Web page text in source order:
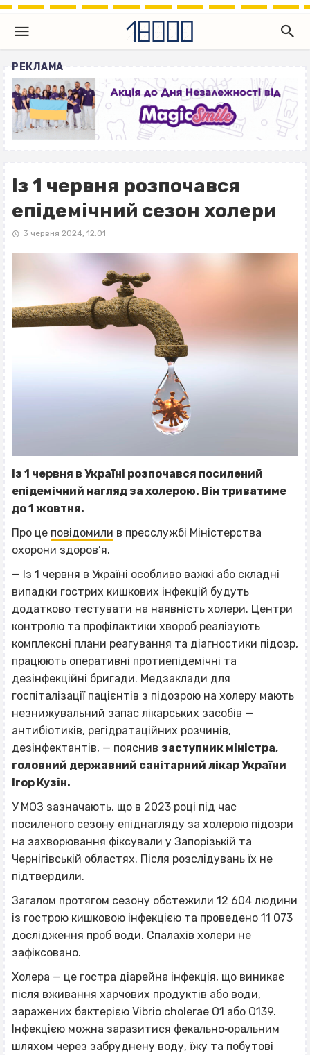
РЕКЛАМА
Із 1 червня розпочався
епідемічний сезон холери
3 червня 2024, 12:01
Із 1 червня в Україні розпочався посилений
епідемічний нагляд за холерою. Він триватиме
до 1 жовтня.
Про це повідомили в пресслужбі Міністерства
охорони здоров’я.
— Із 1 червня в Україні особливо важкі або складні
випадки гострих кишкових інфекцій будуть
додатково тестувати на наявність холери. Центри
контролю та профілактики хвороб реалізують
комплексні плани реагування та діагностики підозр,
працюють оперативні протиепідемічні та
дезінфекційні бригади. Медзаклади для
госпіталізації пацієнтів з підозрою на холеру мають
незнижувальний запас лікарських засобів —
антибіотиків, регідратаційних розчинів,
дезінфектантів, — пояснив заступник міністра,
головний державний санітарний лікар України
Ігор Кузін.
У МОЗ зазначають, що в 2023 році під час
посиленого сезону епіднагляду за холерою підозри
на захворювання фіксували у Запорізькій та
Чернігівській областях. Після розслідувань їх не
підтвердили.
Загалом протягом сезону обстежили 12 604 людини
із гострою кишковою інфекцією та проведено 11 073
дослідження проб води. Спалахів холери не
зафіксовано.
Холера — це гостра діарейна інфекція, що виникає
після вживання харчових продуктів або води,
заражених бактерією Vibrio cholerae О1 або О139.
Інфекцією можна заразитися фекально‐оральним
шляхом через забруднену воду, їжу та побутові